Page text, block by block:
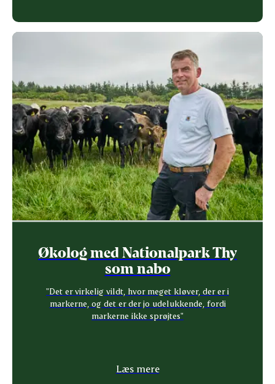
Økolog med Nationalpark Thy
som nabo
"Det er virkelig vildt, hvor meget kløver, der er i
markerne, og det er der jo udelukkende, fordi
markerne ikke sprøjtes"
Læs mere